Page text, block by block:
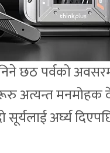
छठ पर्वको
अत्यन्त मनमोहक
सूर्यलाई अर्घ्य